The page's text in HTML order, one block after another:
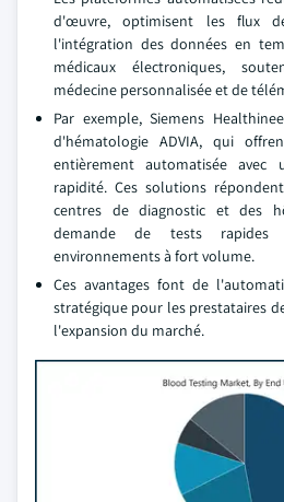
d'œuvre, optimisent les flux
l'intégration des données en
médicaux électroniques,
médecine personnalisée et de
Par exemple, Siemens
d'hématologie ADVIA, qui
entièrement automatisée avec
rapidité. Ces solutions
centres de diagnostic et des
demande de tests
environnements à fort volume.
Ces avantages font de
stratégique pour les prestataires
l'expansion du marché.